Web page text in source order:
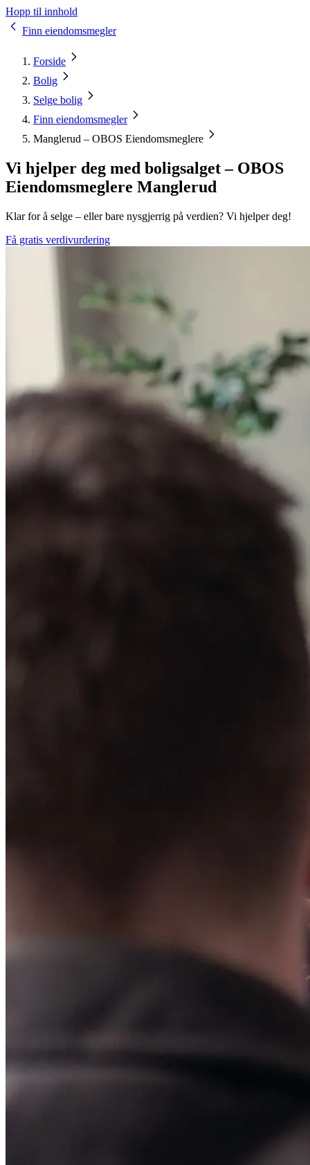
Hopp til innhold
Finn eiendomsmegler
Forside
Bolig
Selge bolig
Finn eiendomsmegler
Manglerud – OBOS Eiendomsmeglere
Vi hjelper deg med boligsalget – OBOS
Eiendomsmeglere Manglerud
Klar for å selge – eller bare nysgjerrig på verdien? Vi hjelper deg!
Få gratis verdivurdering